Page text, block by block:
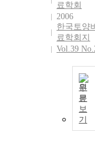
료학회
2006
한국토양
료학회지
Vol.39
원
문
보
기